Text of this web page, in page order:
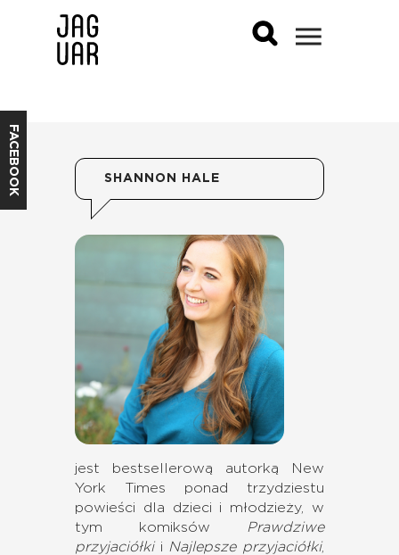
FACEBOOK SHANNON HALE
jest bestsellerową autorką New
York Times ponad trzydziestu
powieści dla dzieci i młodzieży, w
tym komiksów
Prawdziwe
przyjaciółkii Najlepsze przyjaciółki,